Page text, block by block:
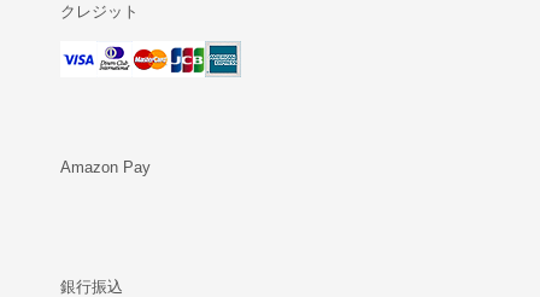
クレジット
Amazon Pay
銀行振込